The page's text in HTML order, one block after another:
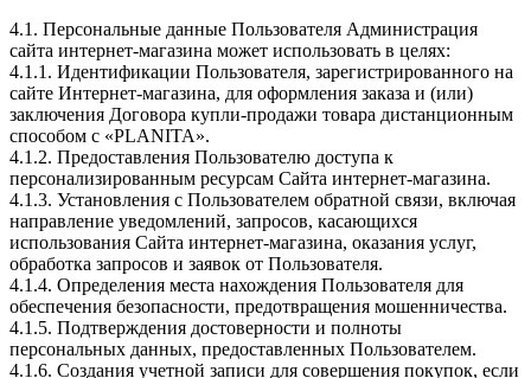
4.1. Персональные данные Пользователя Администрация
сайта интернет-магазина может использовать в целях:
4.1.1. Идентификации Пользователя, зарегистрированного на
сайте Интернет-магазина, для оформления заказа и (или)
заключения Договора купли-продажи товара дистанционным
способом с «PLANITA».
4.1.2. Предоставления Пользователю доступа к
персонализированным ресурсам Сайта интернет-магазина.
4.1.3. Установления с Пользователем обратной связи, включая
направление уведомлений, запросов, касающихся
использования Сайта интернет-магазина, оказания услуг,
обработка запросов и заявок от Пользователя.
4.1.4. Определения места нахождения Пользователя для
обеспечения безопасности, предотвращения мошенничества.
4.1.5. Подтверждения достоверности и полноты
персональных данных, предоставленных Пользователем.
4.1.6. Создания учетной записи для совершения покупок, если